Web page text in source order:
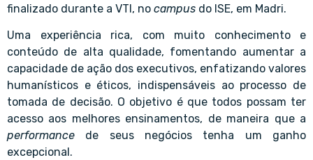
finalizado durante a VTI, no campus do ISE, em Madri.
Uma experiência rica, com muito conhecimento e
conteúdo de alta qualidade, fomentando aumentar a
capacidade de ação dos executivos, enfatizando valores
humanísticos e éticos, indispensáveis ao processo de
tomada de decisão. O objetivo é que todos possam ter
acesso aos melhores ensinamentos, de maneira que a
performance de seus negócios tenha um ganho
excepcional.